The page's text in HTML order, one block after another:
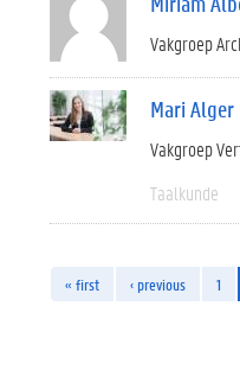
Vakgroep
Mari Alger
Vakgroep
Taalkunde
« first ‹ previous 1